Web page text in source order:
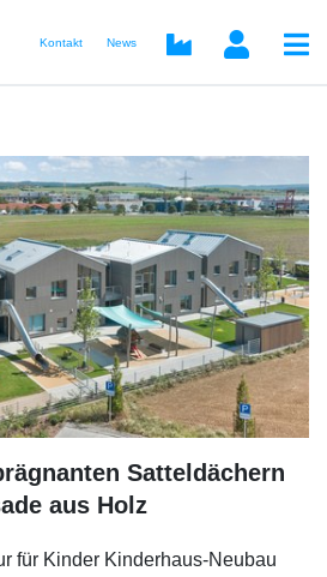
Kontakt News
Satteldächern
aus Holz
für Kinder Kinderhaus-Neubau